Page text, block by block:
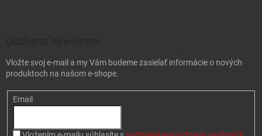
Vložte svoj e-mail a my Vám budeme zasielať informácie o nových
produktoch na našom e-shope.
Email